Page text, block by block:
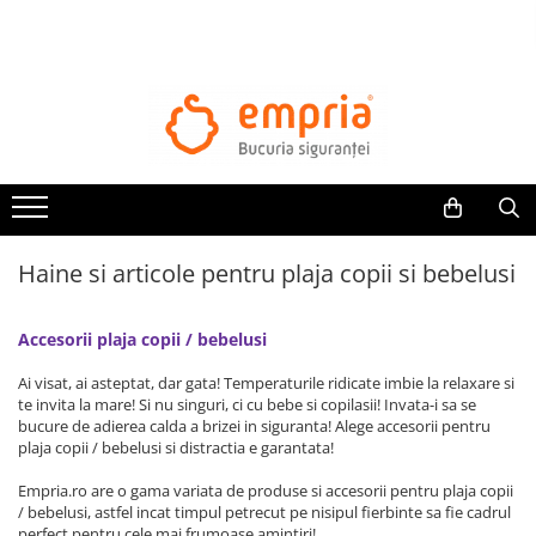
Bariere protectie pentru pat
Protectii mobilier
Protectie colturi mobila copii
Sigurante pentru sertare si usi
Sigurante geamuri si usi glisante
Kituri de siguranta pentru copii si
bebelusi
Protectii casa
Haine si articole pentru plaja copii si bebelusi
Accesorii plaja copii / bebelusi
Ai visat, ai asteptat, dar gata! Temperaturile ridicate imbie la relaxare si
te invita la mare! Si nu singuri, ci cu bebe si copilasii! Invata-i sa se
bucure de adierea calda a brizei in siguranta! Alege accesorii pentru
plaja copii / bebelusi si distractia e garantata!
Empria.ro are o gama variata de produse si accesorii pentru plaja copii
/ bebelusi, astfel incat timpul petrecut pe nisipul fierbinte sa fie cadrul